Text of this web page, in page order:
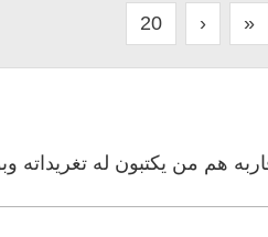
20 › »
هم من يكتبون له تغريداته